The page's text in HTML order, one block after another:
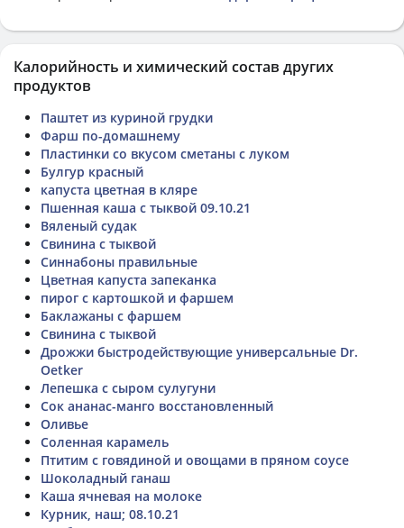
Калорийность и химический состав других
продуктов
Паштет из куриной грудки
Фарш по-домашнему
Пластинки со вкусом сметаны с луком
Булгур красный
капуста цветная в кляре
Пшенная каша с тыквой 09.10.21
Вяленый судак
Свинина с тыквой
Синнабоны правильные
Цветная капуста запеканка
пирог с картошкой и фаршем
Баклажаны с фаршем
Свинина с тыквой
Дрожжи быстродействующие универсальные Dr.
Oetker
Лепешка с сыром сулугуни
Сок ананас-манго восстановленный
Оливье
Соленная карамель
Птитим с говядиной и овощами в пряном соусе
Шоколадный ганаш
Каша ячневая на молоке
Курник, наш; 08.10.21